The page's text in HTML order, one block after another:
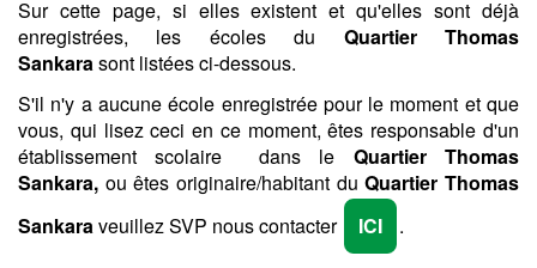
Sur cette page, si elles existent et qu'elles sont déjà
enregistrées, les écoles du Quartier Thomas
Sankarasont listées ci-dessous.
S'il n'y a aucune école enregistrée pour le moment et que
vous, qui lisez ceci en ce moment, êtes responsable d'un
établissement scolaire dans le Quartier Thomas
Sankara, ou êtes originaire/habitant duQuartier Thomas
Sankaraveuillez SVP nous contacter ICI .